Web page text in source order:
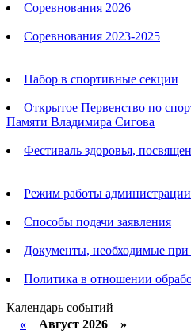
Соревнования 2026
Соревнования 2023-2025
Набор в спортивные секции
Открытое Первенство по
Памяти Владимира Сигова
Фестиваль здоровья,
Режим работы администрации
Способы подачи заявления
Документы, необходимые при
Политика в отношении
Календарь событий
« Август 2026 »